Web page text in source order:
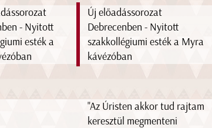
Új előadássorozat
Debrecenben - Nyitott
szakkollégiumi esték a Myra
kávézóban
"Az Úristen akkor tud rajtam
keresztül megmenteni